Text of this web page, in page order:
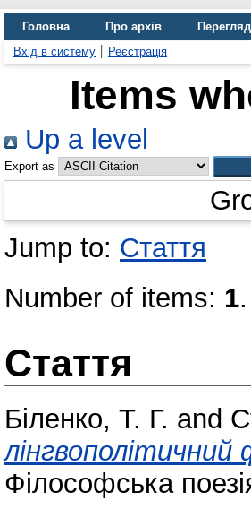
Головна Про архів Перегляд
Вхід в систему
Реєстрація
Items
Up a level
Export as
Jump to: Стаття
Number of items: 1.
Стаття
Біленко, Т. Г. and
Філософська